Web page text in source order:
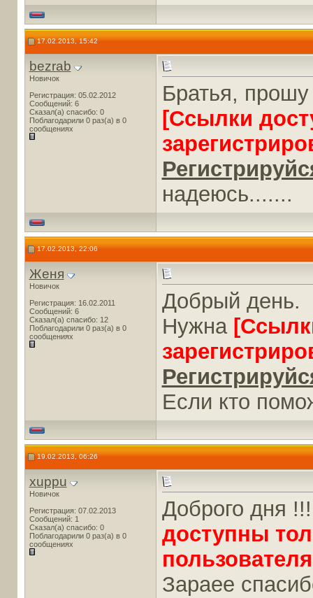
17.02.2013, 15:42
bezrab
Новичок
Регистрация: 05.02.2012
Сообщений: 6
Сказал(а) спасибо: 0
Поблагодарили 0 раз(а) в 0
сообщениях
Братья,
[Ссылки
надеюсь.......
17.02.2013, 22:06
Женя
Новичок
Регистрация: 16.02.2011
Сообщений: 6
Сказал(а) спасибо: 12
Поблагодарили 0 раз(а) в 0
сообщениях
Добрый день.
Нужна
Если кто
19.02.2013, 06:26
xuppu
Новичок
Регистрация: 07.02.2013
Сообщений: 1
Сказал(а) спасибо: 0
Поблагодарили 0 раз(а) в 0
сообщениях
Доброго дня
доступны
Зараее